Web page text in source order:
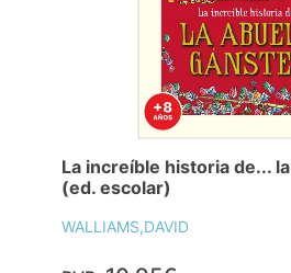
La increíble historia de...
(ed. escolar)
WALLIAMS,DAVID